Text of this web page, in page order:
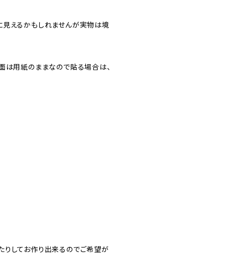
見えるかもしれませんが実物は境
は用紙のままなので貼る場合は、
してお作り出来るのでご希望が